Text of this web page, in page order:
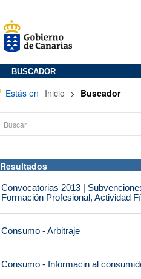
BUSCADOR
Estás en Inicio > Buscador
Resultados
Convocatorias 2013 |
Formación Profesional, Actividad
Consumo - Arbitraje
Consumo - Informacin al